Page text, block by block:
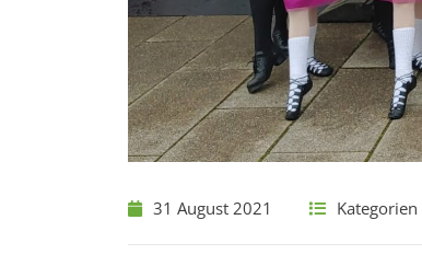
31 August 2021 Kategorien